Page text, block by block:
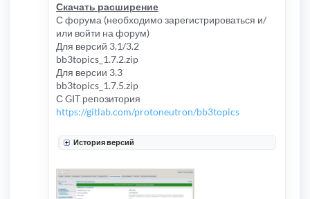
Скачать расширение
С форума (необходимо зарегистрироваться и/
или войти на форум)
Для версий 3.1/3.2
bb3topics_1.7.2.zip
Для версии 3.3
bb3topics_1.7.5.zip
С GIT репозитория
https://gitlab.com/protoneutron/bb3topics
История версий